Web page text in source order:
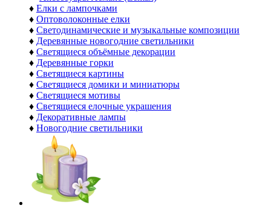
♦ Елки с лампочками
♦ Оптоволоконные елки
♦ Светодинамические и музыкальные композиции
♦ Деревянные новогодние светильники
♦ Светящиеся объёмные декорации
♦ Деревянные горки
♦ Светящиеся картины
♦ Светящиеся домики и миниатюры
♦ Светящиеся мотивы
♦ Светящиеся елочные украшения
♦ Декоративные лампы
♦ Новогодние светильники